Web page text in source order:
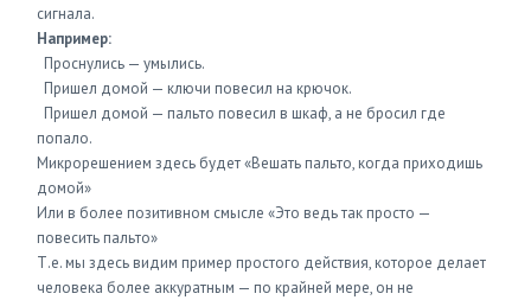
сигнала.
Например:
Проснулись — умылись.
Пришел домой — ключи повесил на крючок.
Пришел домой — пальто повесил в шкаф, а не бросил где
попало.
Микрорешением здесь будет «Вешать пальто, когда приходишь
домой»
Или в более позитивном смысле «Это ведь так просто —
повесить пальто»
Т.е. мы здесь видим пример простого действия, которое делает
человека более аккуратным — по крайней мере, он не